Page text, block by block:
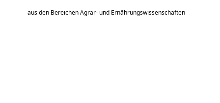
aus den Bereichen Agrar- und Ernährungswissenschaften